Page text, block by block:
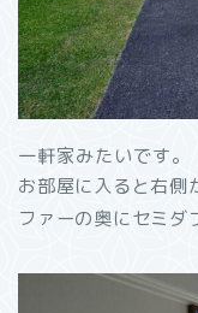
一軒家みたいです。
お部屋に入ると右側
ファーの奥にセミダ